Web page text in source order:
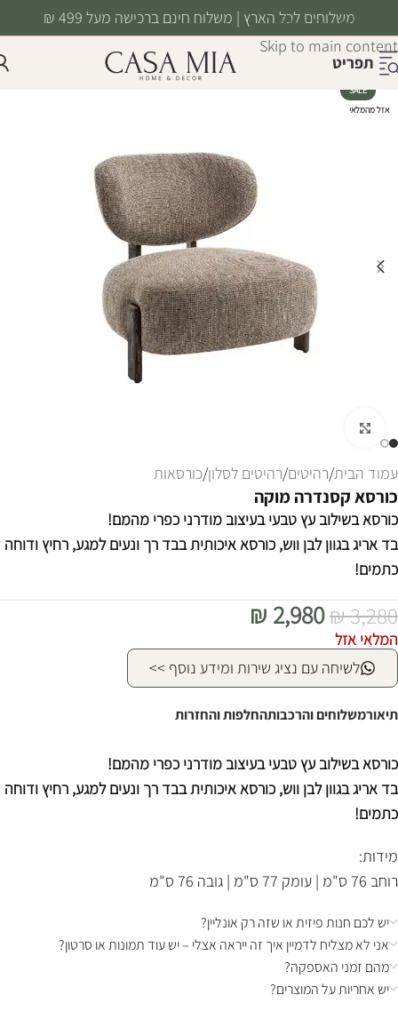
Skip to navigation
Skip to main content
משלוחים לכל הארץ | משלוח חינם ברכישה מעל 499 ₪
תפריט
SALE
אזל מהמלאי
עמוד הבית/רהיטים/רהיטים לסלון/כורסאות
כורסא קסנדרה מוקה
כורסא בשילוב עץ טבעי בעיצוב מודרני כפרי מהמם!
בד אריג בגוון לבן ווש, כורסא איכותית בבד רך ונעים למגע, רחיץ ודוחה
כתמים!
₪3,280
₪ 2,980
המלאי אזל
לשיחה עם נציג שירות ומידע נוסף >>
תיאורמשלוחים והרכבותהחלפות והחזרות
כורסא בשילוב עץ טבעי בעיצוב מודרני כפרי מהמם!
בד אריג בגוון לבן ווש, כורסא איכותית בבד רך ונעים למגע, רחיץ ודוחה
כתמים!
מידות:
רוחב 76 ס"מ | עומק 77 ס"מ | גובה 76 ס"מ
יש לכם חנות פיזית או שזה רק אונליין?
אני לא מצליח לדמיין איך זה ייראה אצלי – יש עוד תמונות או סרטון?
מהם זמני האספקה?
יש אחריות על המוצרים?